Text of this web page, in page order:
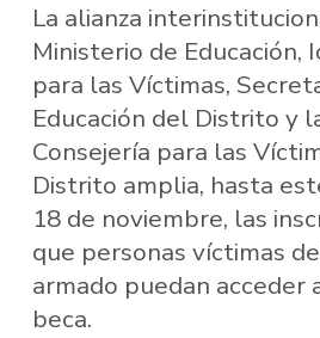
La alianza
Ministerio de Educación,
para las Víctimas,
Educación del Distrito y
Consejería para las
Distrito amplia, hasta
18 de noviembre, las
que personas víctimas
armado puedan acceder
beca.